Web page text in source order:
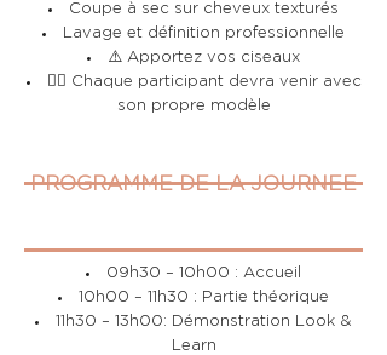
Coupe à sec sur cheveux texturés
Lavage et définition professionnelle
⚠️ Apportez vos ciseaux
🧍‍♀️ Chaque participant devra venir avec
son propre modèle
PROGRAMME DE LA JOURNEE
09h30 – 10h00 : Accueil
10h00 – 11h30 : Partie théorique
11h30 – 13h00: Démonstration Look &
Learn